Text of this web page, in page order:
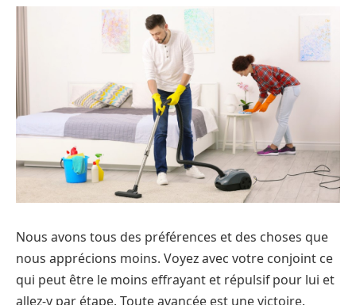
Nous avons tous des préférences et des choses que
nous apprécions moins. Voyez avec votre conjoint ce
qui peut être le moins effrayant et répulsif pour lui et
allez-y par étape. Toute avancée est une victoire.